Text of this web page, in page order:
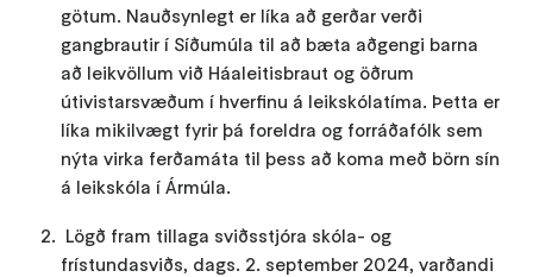
götum. Nauðsynlegt er líka að gerðar verði
gangbrautir í Síðumúla til að bæta aðgengi barna
að leikvöllum við Háaleitisbraut og öðrum
útivistarsvæðum í hverfinu á leikskólatíma. Þetta er
líka mikilvægt fyrir þá foreldra og forráðafólk sem
nýta virka ferðamáta til þess að koma með börn sín
á leikskóla í Ármúla.
Lögð fram tillaga sviðsstjóra skóla- og
frístundasviðs, dags. 2. september 2024, varðandi